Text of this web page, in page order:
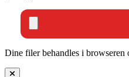
Dine filer behandles i browseren